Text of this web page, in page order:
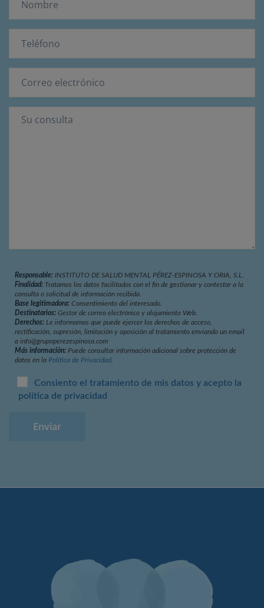
Responsable: INSTITUTO DE SALUD MENTAL PÉREZ-ESPINOSA Y ORIA, S.L.
Finalidad: Tratamos los datos facilitados con el fin de gestionar y contestar a la
consulta o solicitud de información recibida.
Base legitimadora: Consentimiento del interesado.
Destinatarios: Gestor de correo electrónico y alojamiento Web.
Derechos: Le informamos que puede ejercer los derechos de acceso,
rectificación, supresión, limitación y oposición al tratamiento enviando un email
a info@grupoperezespinosa.com
Más información: Puede consultar información adicional sobre protección de
datos en la Política de Privacidad
Consiento el tratamiento de mis datos y acepto la
política de privacidad